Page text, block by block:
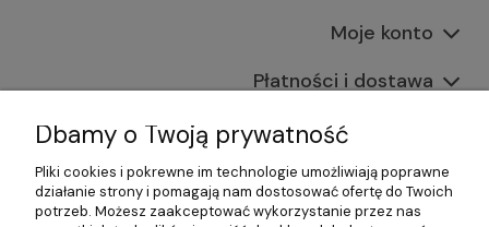
Moje konto
Płatności i dostawa
Informacje
O nas
Dbamy o Twoją prywatność
Pliki cookies i pokrewne im technologie umożliwiają poprawne
działanie strony i pomagają nam dostosować ofertę do Twoich
potrzeb. Możesz zaakceptować wykorzystanie przez nas